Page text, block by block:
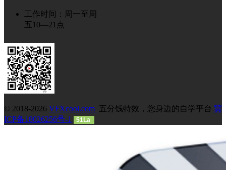
工作时间：周一至周
五10—21点
© 2018-2026 VFXcool.com 五分钱特效，您身边的自学平台 冀
ICP备18026256号-1
51La